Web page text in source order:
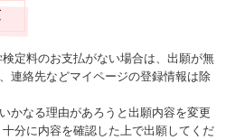
定料のお支払がない場合は、出願が無
連絡先などマイページの登録情報は除
かなる理由があろうと出願内容を変更
分に内容を確認した上で出願してくだ